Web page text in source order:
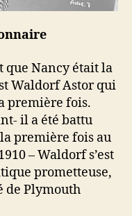
que Nancy était la
Waldorf Astor qui
première fois.
il a été battu
première fois au
– Waldorf s’est
prometteuse,
de Plymouth